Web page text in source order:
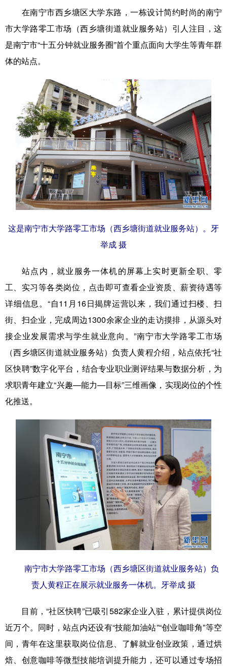
食品 人居 信息化 乡村振兴
溯源中国 城市 旅游 能源
会展 彩票 娱乐 时尚
亚太网 上市公司 文化产业
地方频道
北京 天津 河北 山西
辽宁 吉林 上海 江苏
浙江 安徽 福建 江西
陕西 甘肃 青海 宁夏
新疆 内蒙古 黑龙江
多语种频道
English Español Français عربى
Русский язык 日本語 한국어
Deutsch
在南宁市西乡塘区大学东路，一栋设计简约时尚的南宁
市大学路零工市场（西乡塘街道就业服务站）引人注目，这
是南宁市“十五分钟就业服务圈”首个重点面向大学生等青年群
体的站点。
这是南宁市大学路零工市场（西乡塘街道就业服务站）。牙
举成 摄
站点内，就业服务一体机的屏幕上实时更新全职、零
工、实习等各类岗位，点击即可查看企业资质、薪资待遇等
详细信息。“自11月16日揭牌运营以来，我们通过扫楼、扫
街、扫企业，完成周边1300余家企业的走访摸排，从源头对
接企业发展需求与学生就业意向。”南宁市大学路零工市场
（西乡塘区街道就业服务站）负责人黄程介绍，站点依托“社
区快聘”数字化平台，结合专业职业测评结果与数据分析，为
求职青年建立“兴趣—能力—目标”三维画像，实现岗位的个性
化推送。
南宁市大学路零工市场（西乡塘区街道就业服务站）负
责人黄程正在展示就业服务一体机。牙举成 摄
目前，“社区快聘”已吸引582家企业入驻，累计提供岗位
近万个。同时，站点内还设有“技能加油站”“创业咖啡角”等空
间，青年在这里获取岗位信息、了解就业创业政策，通过烘
焙、创意咖啡等微型技能培训提升能力，还可以通过专场招